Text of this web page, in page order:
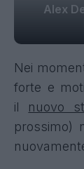
Alex
Nei
forte e
il nuovo
prossimo)